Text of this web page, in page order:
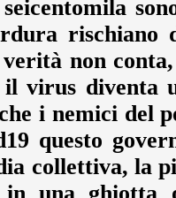
rischiano
non
virus diventa
i nemici del
questo
collettiva, la